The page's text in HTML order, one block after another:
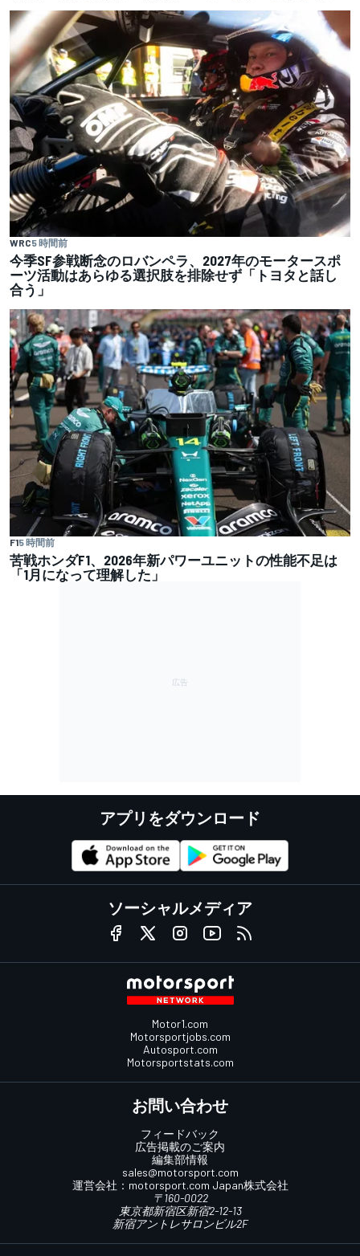
WRC5 時間前
今季SF参戦断念のロバンペラ、2027年のモータースポ
ーツ活動はあらゆる選択肢を排除せず「トヨタと話し
合う」
F15 時間前
苦戦ホンダF1、2026年新パワーユニットの性能不足は
「1月になって理解した」
アプリをダウンロード
ソーシャルメディア
Motor1.com
Motorsportjobs.com
Autosport.com
Motorsportstats.com
お問い合わせ
フィードバック
広告掲載のご案内
編集部情報
sales@motorsport.com
運営会社： motorsport.com Japan株式会社
〒160-0022
東京都新宿区新宿2-12-13
新宿アントレサロンビル2F